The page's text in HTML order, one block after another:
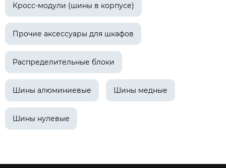
Кросс-модули (шины в корпусе)
Прочие аксессуары для шкафов
Распределительные блоки
Шины алюминиевые Шины медные
Шины нулевые